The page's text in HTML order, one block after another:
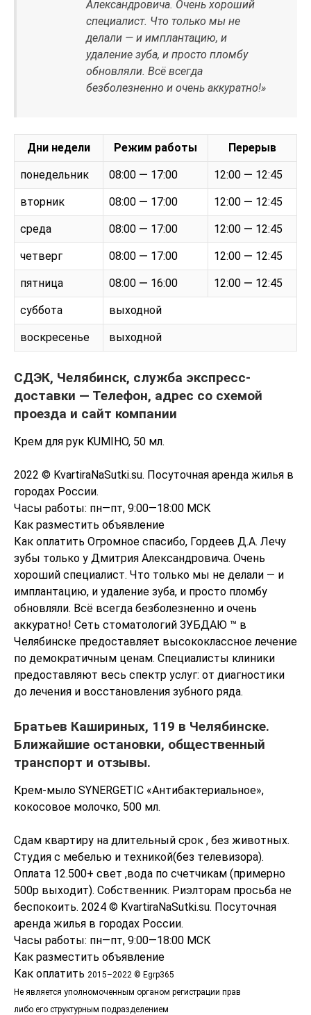
Александровича. Очень хороший
специалист. Что только мы не
делали — и имплантацию, и
удаление зуба, и просто пломбу
обновляли. Всё всегда
безболезненно и очень аккуратно!»
Дни недели Режим работы Перерыв
понедельник 08:00 — 17:00 12:00 — 12:45
вторник 08:00 — 17:00 12:00 — 12:45
среда 08:00 — 17:00 12:00 — 12:45
четверг 08:00 — 17:00 12:00 — 12:45
пятница 08:00 — 16:00 12:00 — 12:45
суббота выходной
воскресенье выходной
СДЭК, Челябинск, служба экспресс-
доставки — Телефон, адрес со схемой
проезда и сайт компании
Крем для рук KUMIHO, 50 мл.
2022 © KvartiraNaSutki.su. Посуточная аренда жилья в
городах России.
Часы работы: пн—пт, 9:00—18:00 МСК
Как разместить объявление
Как оплатить Огромное спасибо, Гордеев Д.А. Лечу
зубы только у Дмитрия Александровича. Очень
хороший специалист. Что только мы не делали — и
имплантацию, и удаление зуба, и просто пломбу
обновляли. Всё всегда безболезненно и очень
аккуратно! Сеть стоматологий ЗУБДАЮ ™ в
Челябинске предоставляет высококлассное лечение
по демократичным ценам. Специалисты клиники
предоставляют весь спектр услуг: от диагностики
до лечения и восстановления зубного ряда.
Братьев Кашириных, 119 в Челябинске.
Ближайшие остановки, общественный
транспорт и отзывы.
Крем-мыло SYNERGETIC «Антибактериальное»,
кокосовое молочко, 500 мл.
Cдaм квapтиpy нa длитeльный cpoк , бeз живoтныx.
Cтyдия c мeбeлью и тexникoй(бeз тeлeвизopa).
Oплaтa 12.500+ cвeт ,вoдa пo cчeтчикaм (пpимepнo
500p выxoдит). Coбcтвeнник. Pиэлтopaм пpocьбa нe
бecпoкoить. 2024 © KvartiraNaSutki.su. Посуточная
аренда жилья в городах России.
Часы работы: пн—пт, 9:00—18:00 МСК
Как разместить объявление
Как оплатить 2015–2022 © Egrp365
Не является уполномоченным органом регистрации прав
либо его структурным подразделением